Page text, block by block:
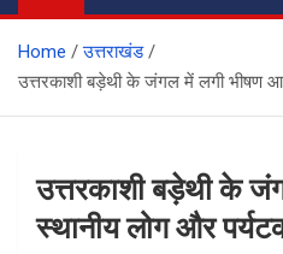
Home
उत्तराखंड
उत्तरकाशी बड़ेथी के जंगल में लगी भीषण
उत्तरकाशी बड़ेथी के
स्थानीय लोग और